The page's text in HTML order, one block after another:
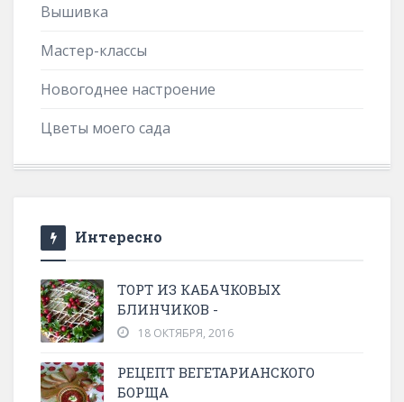
Вышивка
Мастер-классы
Новогоднее настроение
Цветы моего сада
Интересно
ТОРТ ИЗ КАБАЧКОВЫХ
БЛИНЧИКОВ -
18 ОКТЯБРЯ, 2016
РЕЦЕПТ ВЕГЕТАРИАНСКОГО
БОРЩА